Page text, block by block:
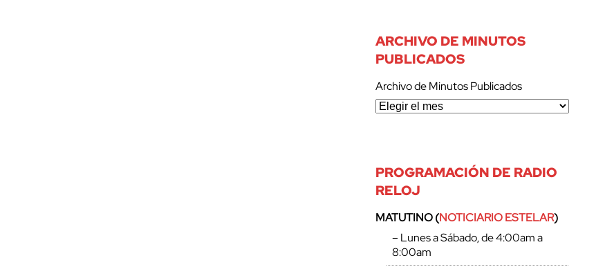
ARCHIVO DE MINUTOS
PUBLICADOS
Archivo de Minutos Publicados
PROGRAMACIÓN DE RADIO
RELOJ
MATUTINO (NOTICIARIO ESTELAR)
– Lunes a Sábado, de 4:00am a
8:00am